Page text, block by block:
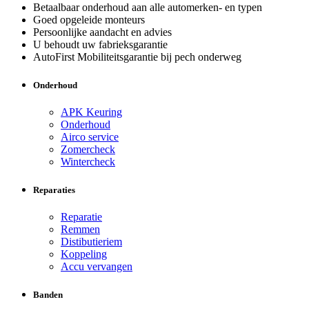
Betaalbaar onderhoud aan alle automerken- en typen
Goed opgeleide monteurs
Persoonlijke aandacht en advies
U behoudt uw fabrieksgarantie
AutoFirst Mobiliteitsgarantie bij pech onderweg
Onderhoud
APK Keuring
Onderhoud
Airco service
Zomercheck
Wintercheck
Reparaties
Reparatie
Remmen
Distibutieriem
Koppeling
Accu vervangen
Banden